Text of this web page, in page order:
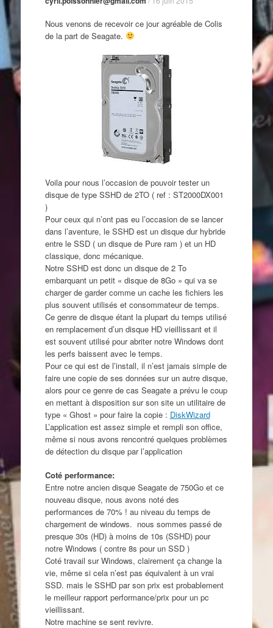
Nous venons de recevoir ce jour agréable de Colis
de la part de Seagate.
Voila pour nous l’occasion de pouvoir tester un
disque de type SSHD de 2TO ( ref : ST2000DX001
)
Pour ceux qui n’ont pas eu l’occasion de se lancer
dans l’aventure, le SSHD est un disque dur hybride
entre le SSD ( un disque de Pure ram ) et un HD
classique, donc mécanique.
Notre SSHD est donc un disque de 2 To
embarquant un petit « disque de 8Go » qui va se
charger de garder comme un cache les fichiers les
plus souvent utilisés et consommateur de temps.
Ce genre de disque étant la plupart du temps utilisé
en remplacement d’un disque HD vieillissant et il
est souvent utilisé pour abriter notre Windows dont
les perfs baissent avec le temps.
Pour ce qui est de l’install, il n’est jamais simple de
faire une copie de ses données sur un autre disque,
alors pour ce genre de cas Seagatea prévu le coup
en mettant à disposition sur son site un utilitaire de
type « Ghost » pour faire la copie : DiskWizard
L’application est assez simple et rempli son office,
même si nous avons rencontré quelques problèmes
de détection du disque par l’application
Coté performance:
Entre notre ancien disque Seagate de 750Go et ce
nouveau disque, nous avons noté des
performances de 70% ! au niveau du temps de
chargement de windows. nous sommes passé de
presque 30s (HD) à moins de 10s (SSHD) pour
notre Windows ( contre 8s pour un SSD )
Coté travail sur Windows, clairement ça change la
vie, même si cela n’est pas équivalent à un vrai
SSD. mais le SSHD par son prix est probablement
le meilleur rapport performance/prix pour un pc
vieillissant.
Notre machine se sent revivre.